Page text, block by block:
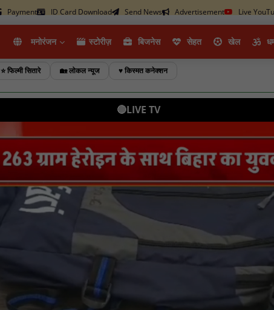
Payment ID Card Download Send News Advertisement Live
मनोरंजन स्टोरीज़ ब‍िजनेस सेहत खेल
⭐ फिल्मी सितारे 🏡 लोकल न्यूज ♥️ किस्मत कनेक्शन
🔴LIVE TV